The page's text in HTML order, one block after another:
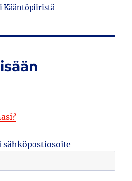
Kääntöpiiristä